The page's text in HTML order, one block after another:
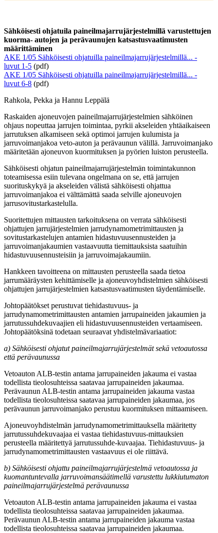
Sähköisesti ohjatuila paineilmajarrujärjestelmillä varustettujen
kuorma- autojen ja perävaunujen katsastusvaatimusten
määrittäminen
AKE 1/05 Sähköisesti ohjatuilla paineilmajarrujärjestelmillä... -
luvut 1-5 (pdf)
AKE 1/05 Sähköisesti ohjatuilla paineilmajarrujärjestelmillä... -
luvut 6-8 (pdf)
Rahkola, Pekka ja Hannu Leppälä
Raskaiden ajoneuvojen paineilmajarrujärjestelmien sähköinen
ohjaus nopeuttaa jarrujen toimintaa, pyrkii akseleiden yhtäaikaiseen
jarrutuksen alkamiseen sekä optimoi jarrujen kulumista ja
jarruvoimanjakoa veto-auton ja perävaunun välillä. Jarruvoimanjako
määritetään ajoneuvon kuormituksen ja pyörien luiston perusteella.
Sähköisesti ohjatun paineilmajarrujärjestelmän toimintakunnon
toteamisessa esiin tulevana ongelmana on se, että jarrujen
suorituskykyä ja akseleiden välistä sähköisesti ohjattua
jarruvoimanjakoa ei välttämättä saada selville ajoneuvojen
jarrusovitustarkastelulla.
Suoritettujen mittausten tarkoituksena on verrata sähköisesti
ohjattujen jarrujärjestelmien jarrudynamometrimittausten ja
sovitustarkastelujen antamien hidastuvuusennusteiden ja
jarruvoimanjakaumien vastaavuutta tiemittauksista saatuihin
hidastuvuusennusteisiin ja jarruvoimajakaumiin.
Hankkeen tavoitteena on mittausten perusteella saada tietoa
jarrumääräysten kehittämiselle ja ajoneuvoyhdistelmien sähköisesti
ohjattujen jarrujärjestelmien katsastusvaatimusten täydentämiselle.
Johtopäätökset perustuvat tiehidastuvuus- ja
jarrudynamometrimittausten antamien jarrupaineiden jakaumien ja
jarrutussuhdekuvaajien eli hidastuvuusennusteiden vertaamiseen.
Johtopäätöksinä todetaan seuraavat yhdistelmävariaatiot:
a) Sähköisesti ohjatut paineilmajarrujärjestelmät sekä vetoautossa
että perävaunussa
Vetoauton ALB-testin antama jarrupaineiden jakauma ei vastaa
todellista tieolosuhteissa saatavaa jarrupaineiden jakaumaa.
Perävaunun ALB-testin antama jarrupaineiden jakauma vastaa
todellista tieolosuhteissa saatavaa jarrupaineiden jakaumaa, jos
perävaunun jarruvoimanjako perustuu kuormituksen mittaamiseen.
Ajoneuvoyhdistelmän jarrudynamometrimittauksella määritetty
jarrutussuhdekuvaajaa ei vastaa tiehidastuvuus-mittauksien
perusteella määritettyä jarrutussuhde-kuvaajaa. Tiehidastuvuus- ja
jarrudynamometrimittausten vastaavuus ei ole riittävä.
b) Sähköisesti ohjattu paineilmajarrujärjestelmä vetoautossa ja
kuomantuntevalla jarruvoimansäätimellä varustettu lukkiutumaton
paineilmajarrujärjestelmä perävaunussa
Vetoauton ALB-testin antama jarrupaineiden jakauma ei vastaa
todellista tieolosuhteissa saatavaa jarrupaineiden jakaumaa.
Perävaunun ALB-testin antama jarrupaineiden jakauma vastaa
todellista tieolosuhteissa saatavaa jarrupaineiden jakaumaa.